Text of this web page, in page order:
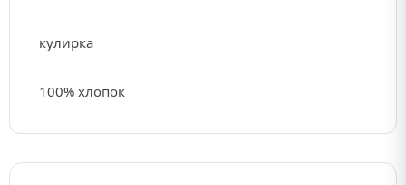
кулирка
100% хлопок